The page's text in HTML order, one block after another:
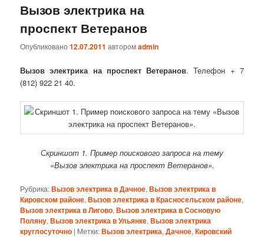
Вызов электрика на
проспект Ветеранов
Опубликовано12.07.2011 авторомadmin
Вызов электрика на проспект Ветеранов. Телефон + 7
(812) 922 21 40.
Скриншот 1. Пример поискового запроса на тему
«Вызов электрика на проспект Ветеранов».
Рубрика:Вызов электрика в Дачное,Вызов электрика в
Кировском районе,Вызов электрика в Красносельском районе,
Вызов электрика в Лигово,Вызов электрика в Сосновую
Поляну,Вызов электрика в Ульянке,Вызов электрика
круглосуточно | Метки:Вызов электрика,Дачное,Кировский